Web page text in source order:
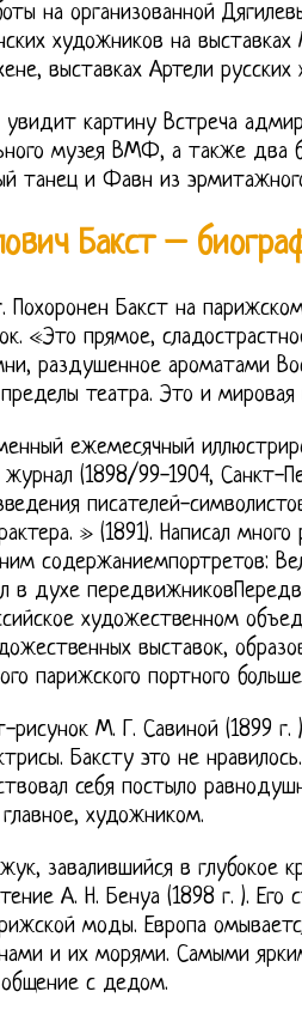
на организованной
художников на
выставках Артели
увидит картину Встреча
музея ВМФ, а также два
танец и Фавн из
Бакст –
Похоронен Бакст на
«Это прямое,
раздушенное ароматами
театра. Это и мировая
ежемесячный
(1898/99-1904, Санкт-
писателей-
» (1891). Написал
содержаниемпортретов:
в духе
художественном
выставок,
парижского портного
рисунок М. Г. Савиной (1899 г.
Баксту это не
себя постыло
художником.
завалившийся в глубокое
А. Н. Бенуа (1898 г. ). Его
моды. Европа
и их морями. Самыми
с дедом.